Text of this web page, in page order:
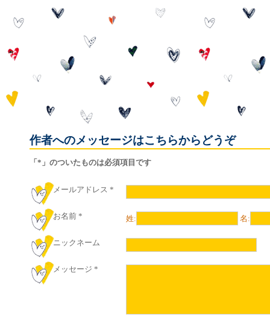
作者へのメッセージはこちらからどうぞ
「*」のついたものは必須項目です
メールアドレス *
お名前 * 姓: 名:
ニックネーム
メッセージ *